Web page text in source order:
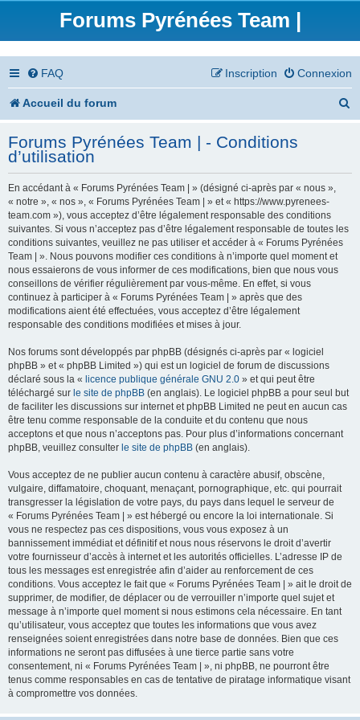
Forums Pyrénées Team |
FAQ Connexion
Inscription
Accueil du forum
h
Forums Pyrénées Team | - Conditions
d’utilisation
En accédant à « Forums Pyrénées Team | » (désigné ci-après par « nous »,
« notre », « nos », « Forums Pyrénées Team | » et « https://www.pyrenees-
team.com »), vous acceptez d’être légalement responsable des conditions
suivantes. Si vous n’acceptez pas d’être légalement responsable de toutes les
conditions suivantes, veuillez ne pas utiliser et accéder à « Forums Pyrénées
Team | ». Nous pouvons modifier ces conditions à n’importe quel moment et
nous essaierons de vous informer de ces modifications, bien que nous vous
conseillons de vérifier régulièrement par vous-même. En effet, si vous
continuez à participer à « Forums Pyrénées Team | » après que des
modifications aient été effectuées, vous acceptez d’être légalement
responsable des conditions modifiées et mises à jour.
Nos forums sont développés par phpBB (désignés ci-après par « logiciel
phpBB » et « phpBB Limited ») qui est un logiciel de forum de discussions
déclaré sous la « licence publique générale GNU 2.0 » et qui peut être
téléchargé sur le site de phpBB (en anglais). Le logiciel phpBB a pour seul but
de faciliter les discussions sur internet et phpBB Limited ne peut en aucun cas
être tenu comme responsable de la conduite et du contenu que nous
acceptons et que nous n’acceptons pas. Pour plus d’informations concernant
phpBB, veuillez consulter le site de phpBB (en anglais).
Vous acceptez de ne publier aucun contenu à caractère abusif, obscène,
vulgaire, diffamatoire, choquant, menaçant, pornographique, etc. qui pourrait
transgresser la législation de votre pays, du pays dans lequel le serveur de
« Forums Pyrénées Team | » est hébergé ou encore la loi internationale. Si
vous ne respectez pas ces dispositions, vous vous exposez à un
bannissement immédiat et définitif et nous nous réservons le droit d’avertir
votre fournisseur d’accès à internet et les autorités officielles. L’adresse IP de
tous les messages est enregistrée afin d’aider au renforcement de ces
conditions. Vous acceptez le fait que « Forums Pyrénées Team | » ait le droit de
supprimer, de modifier, de déplacer ou de verrouiller n’importe quel sujet et
message à n’importe quel moment si nous estimons cela nécessaire. En tant
qu’utilisateur, vous acceptez que toutes les informations que vous avez
renseignées soient enregistrées dans notre base de données. Bien que ces
informations ne seront pas diffusées à une tierce partie sans votre
consentement, ni « Forums Pyrénées Team | », ni phpBB, ne pourront être
tenus comme responsables en cas de tentative de piratage informatique visant
à compromettre vos données.